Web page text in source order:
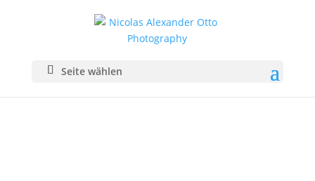
Seite wählen